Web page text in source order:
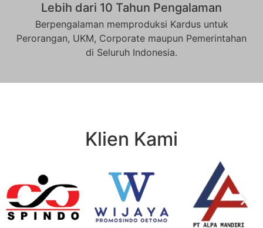
Lebih dari 10 Tahun Pengalaman
Berpengalaman memproduksi Kardus untuk
Perorangan, UKM, Corporate maupun Pemerintahan
di Seluruh Indonesia.
Klien Kami